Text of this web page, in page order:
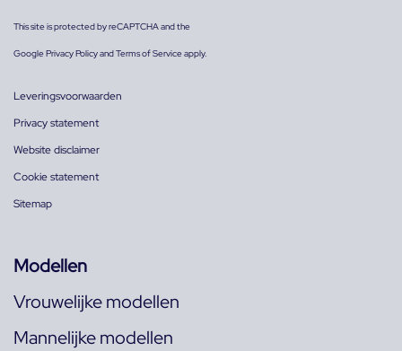
This site is protected by reCAPTCHA and the
GooglePrivacy PolicyandTerms of Serviceapply.
Leveringsvoorwaarden
Privacy statement
Website disclaimer
Cookie statement
Sitemap
Modellen
Vrouwelijke modellen
Mannelijke modellen